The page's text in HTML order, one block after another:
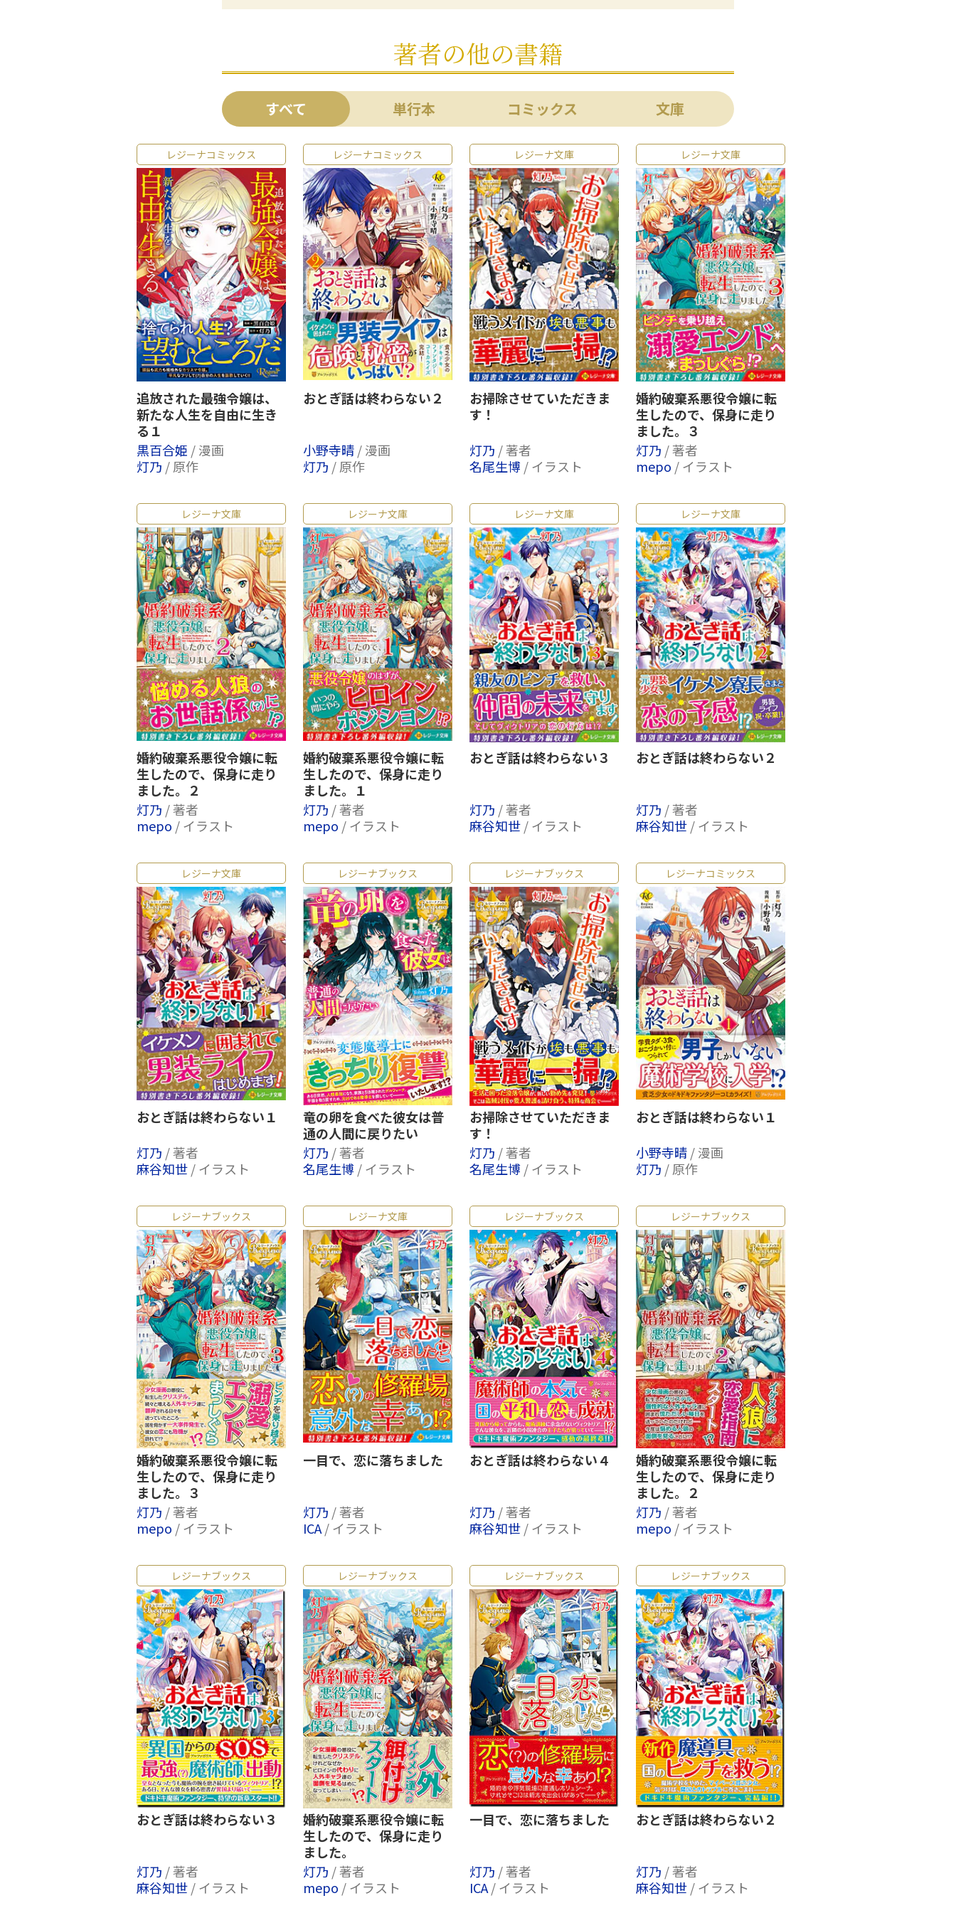
著者の他の書籍
すべて 単行本 コミックス 文庫
レジーナコミックス
追放された最強令嬢は、
新たな人生を自由に生き
る１
黒百合姫 / 漫画
灯乃 / 原作
レジーナコミックス
おとぎ話は終わらない２
小野寺晴/ 漫画
灯乃 / 原作
レジーナ文庫
お掃除させていただきま
す！
灯乃 / 著者
名尾生博/ イラスト
レジーナ文庫
婚約破棄系悪役令嬢に転
生したので、保身に走り
ました。３
灯乃 / 著者
mepo / イラスト
レジーナ文庫
婚約破棄系悪役令嬢に転
生したので、保身に走り
ました。２
灯乃 / 著者
mepo / イラスト
レジーナ文庫
婚約破棄系悪役令嬢に転
生したので、保身に走り
ました。１
灯乃 / 著者
mepo / イラスト
レジーナ文庫
おとぎ話は終わらない３
灯乃 / 著者
麻谷知世/ イラスト
レジーナ文庫
おとぎ話は終わらない２
灯乃 / 著者
麻谷知世/ イラスト
レジーナ文庫
おとぎ話は終わらない１
灯乃 / 著者
麻谷知世/ イラスト
レジーナブックス
竜の卵を食べた彼女は普
通の人間に戻りたい
灯乃 / 著者
名尾生博/ イラスト
レジーナブックス
お掃除させていただきま
す！
灯乃 / 著者
名尾生博/ イラスト
レジーナコミックス
おとぎ話は終わらない１
小野寺晴/ 漫画
灯乃 / 原作
レジーナブックス
婚約破棄系悪役令嬢に転
生したので、保身に走り
ました。３
灯乃 / 著者
mepo / イラスト
レジーナ文庫
一目で、恋に落ちました
灯乃 / 著者
ICA/ イラスト
レジーナブックス
おとぎ話は終わらない４
灯乃 / 著者
麻谷知世/ イラスト
レジーナブックス
婚約破棄系悪役令嬢に転
生したので、保身に走り
ました。２
灯乃 / 著者
mepo / イラスト
レジーナブックス
おとぎ話は終わらない３
灯乃 / 著者
麻谷知世/ イラスト
レジーナブックス
婚約破棄系悪役令嬢に転
生したので、保身に走り
ました。
灯乃 / 著者
mepo / イラスト
レジーナブックス
一目で、恋に落ちました
灯乃 / 著者
ICA/ イラスト
レジーナブックス
おとぎ話は終わらない２
灯乃 / 著者
麻谷知世/ イラスト